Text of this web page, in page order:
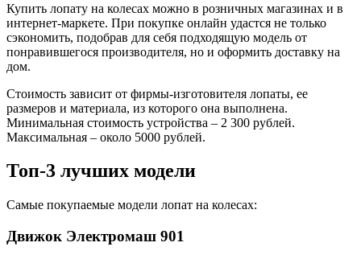
Купить лопату на колесах можно в розничных магазинах и в
интернет-маркете. При покупке онлайн удастся не только
сэкономить, подобрав для себя подходящую модель от
понравившегося производителя, но и оформить доставку на
дом.
Стоимость зависит от фирмы-изготовителя лопаты, ее
размеров и материала, из которого она выполнена.
Минимальная стоимость устройства – 2 300 рублей.
Максимальная – около 5000 рублей.
Топ-3 лучших модели
Самые покупаемые модели лопат на колесах:
Движок Электромаш 901